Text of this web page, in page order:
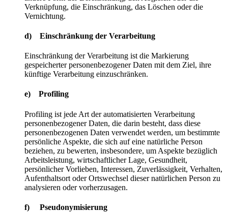
Verknüpfung, die Einschränkung, das Löschen oder die
Vernichtung.
d) Einschränkung der Verarbeitung
Einschränkung der Verarbeitung ist die Markierung
gespeicherter personenbezogener Daten mit dem Ziel, ihre
künftige Verarbeitung einzuschränken.
e) Profiling
Profiling ist jede Art der automatisierten Verarbeitung
personenbezogener Daten, die darin besteht, dass diese
personenbezogenen Daten verwendet werden, um bestimmte
persönliche Aspekte, die sich auf eine natürliche Person
beziehen, zu bewerten, insbesondere, um Aspekte bezüglich
Arbeitsleistung, wirtschaftlicher Lage, Gesundheit,
persönlicher Vorlieben, Interessen, Zuverlässigkeit, Verhalten,
Aufenthaltsort oder Ortswechsel dieser natürlichen Person zu
analysieren oder vorherzusagen.
f) Pseudonymisierung